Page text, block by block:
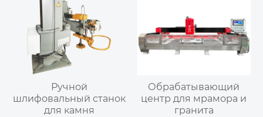
Ручной
шлифовальный станок
для камня
Обрабатывающий
центр для мрамора и
гранита